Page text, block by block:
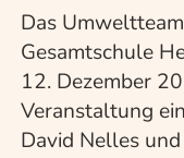
Das
Gesamtschule
12. Dezember
Veranstaltung
David Nelles